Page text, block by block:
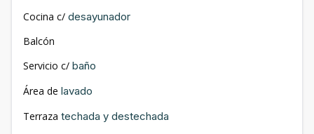
Cocina c/ desayunador
Balcón
Servicio c/ baño
Área de lavado
Terraza techada y destechada